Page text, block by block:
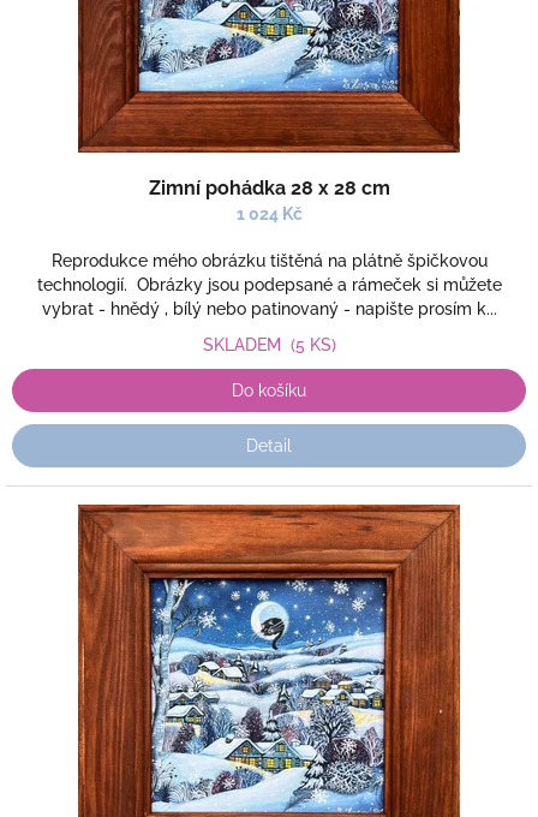
Zimní pohádka 28 x 28 cm
1 024 Kč
Reprodukce mého obrázku tištěná na plátně špičkovou
technologií. Obrázky jsou podepsané a rámeček si můžete
vybrat - hnědý , bílý nebo patinovaný - napište prosím k...
SKLADEM (5 KS)
Do košíku
Detail